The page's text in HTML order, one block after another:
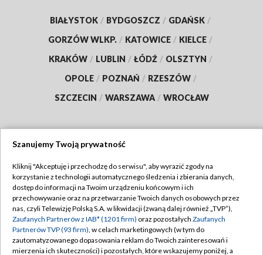
BIAŁYSTOK / BYDGOSZCZ / GDAŃSK /
GORZÓW WLKP. / KATOWICE / KIELCE /
KRAKÓW / LUBLIN / ŁÓDŹ / OLSZTYN /
OPOLE / POZNAŃ / RZESZÓW /
SZCZECIN / WARSZAWA / WROCŁAW
TVP
Abonament TVP
Emisja w TVP
Centrum informacji TVP
Regulamin TVP
Polityka prywatności
Moje zgody
Szanujemy Twoją prywatność
Kliknij "Akceptuję i przechodzę do serwisu", aby wyrazić zgody na
korzystanie z technologii automatycznego śledzenia i zbierania danych,
dostęp do informacji na Twoim urządzeniu końcowym i ich
przechowywanie oraz na przetwarzanie Twoich danych osobowych przez
nas, czyli Telewizję Polską S.A. w likwidacji (zwaną dalej również „TVP”),
Zaufanych Partnerów z IAB* (1201 firm) oraz pozostałych Zaufanych
Partnerów TVP (93 firm), w celach marketingowych (w tym do
zautomatyzowanego dopasowania reklam do Twoich zainteresowań i
mierzenia ich skuteczności) i pozostałych, które wskazujemy poniżej, a